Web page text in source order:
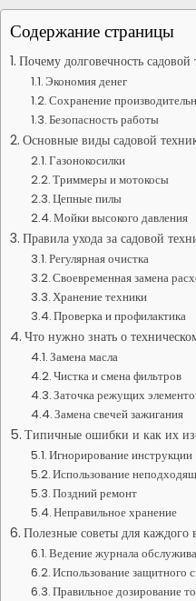
Содержание страницы
Почему долговечность
Экономия денег
Сохранение
Безопасность работы
Основные виды садовой
Газонокосилки
Триммеры и мотокосы
Цепные пилы
Мойки высокого давления
Правила ухода за садовой
Регулярная очистка
Своевременная замена
Хранение техники
Проверка и профилактика
Что нужно знать о
Замена масла
Чистка и смена фильтров
Заточка режущих
Замена свечей зажигания
Типичные ошибки и как их
Игнорирование инструкции
Использование
Поздний ремонт
Неправильное хранение
Полезные советы для каждого
Ведение журнала
Использование защитного
Правильное дозирование